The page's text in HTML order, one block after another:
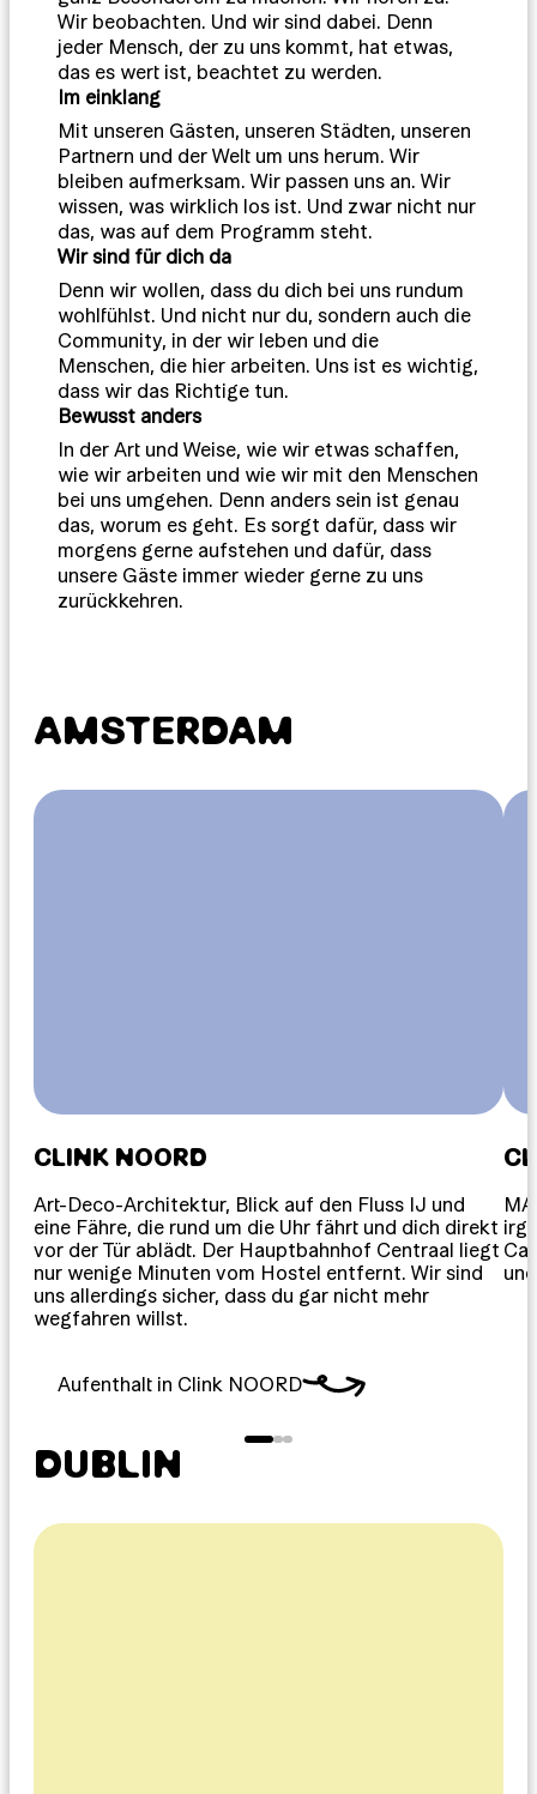
Wir beobachten. Und wir sind dabei. Denn
jeder Mensch, der zu uns kommt, hat etwas,
das es wert ist, beachtet zu werden.
Im einklang
Mit unseren Gästen, unseren Städten, unseren
Partnern und der Welt um uns herum. Wir
bleiben aufmerksam. Wir passen uns an. Wir
wissen, was wirklich los ist. Und zwar nicht nur
das, was auf dem Programm steht.
Wir sind für dich da
Denn wir wollen, dass du dich bei uns rundum
wohlfühlst. Und nicht nur du, sondern auch die
Community, in der wir leben und die
Menschen, die hier arbeiten. Uns ist es wichtig,
dass wir das Richtige tun.
Bewusst anders
In der Art und Weise, wie wir etwas schaffen,
wie wir arbeiten und wie wir mit den Menschen
bei uns umgehen. Denn anders sein ist genau
das, worum es geht. Es sorgt dafür, dass wir
morgens gerne aufstehen und dafür, dass
unsere Gäste immer wieder gerne zu uns
zurückkehren.
AMSTERDAM
CLINK NOORD
Art-Deco-Architektur, Blick auf den Fluss IJ und
eine Fähre, die rund um die Uhr fährt und dich direkt
vor der Tür ablädt. Der Hauptbahnhof Centraal liegt
nur wenige Minuten vom Hostel entfernt. Wir sind
uns allerdings sicher, dass du gar nicht mehr
wegfahren willst.
Aufenthalt in Clink NOORD
DUBLIN